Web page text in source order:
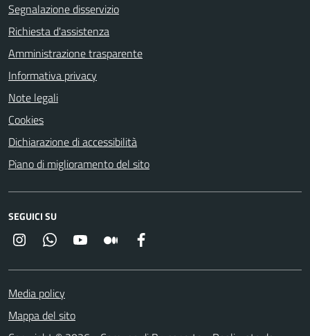
Segnalazione disservizio
Richiesta d'assistenza
Amministrazione trasparente
Informativa privacy
Note legali
Cookies
Dichiarazione di accessibilità
Piano di miglioramento del sito
SEGUICI SU
InstagramWhatsappYouTube Medium
Media policy
Mappa del sito